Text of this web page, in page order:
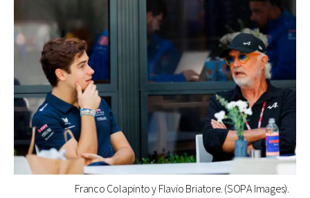
Franco Colapinto y Flavio Briatore. (SOPA Images).